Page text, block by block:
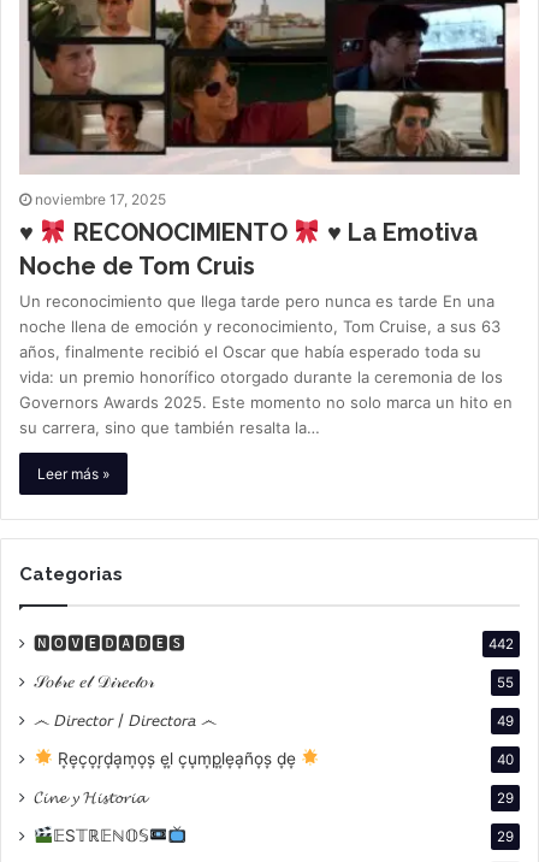
noviembre 17, 2025
♥ RECONOCIMIENTO
♥ La Emotiva
Noche de Tom Cruis
Un reconocimiento que llega tarde pero nunca es tarde En una
noche llena de emoción y reconocimiento, Tom Cruise, a sus 63
años, finalmente recibió el Oscar que había esperado toda su
vida: un premio honorífico otorgado durante la ceremonia de los
Governors Awards 2025. Este momento no solo marca un hito en
su carrera, sino que también resalta la…
Leer más »
Categorias
🅽🅾🆅🅴🅳🅰🅳🅴🆂 442
𝒮𝑜𝒷𝓇𝑒 𝑒𝓁 𝒟𝒾𝓇𝑒𝒸𝓉𝑜𝓇 55
෴ 𝘋𝘪𝘳𝘦𝘤𝘵𝘰𝘳 / 𝘋𝘪𝘳𝘦𝘤𝘵𝘰𝘳𝘢 ෴ 49
R͙e͙c͙o͙r͙d͙a͙m͙o͙s͙ e͙l͙ c͙u͙m͙p͙l͙e͙a͙ño͙s͙ d͙e͙ 40
𝓒𝓲𝓷𝓮 𝔂 𝓗𝓲𝓼𝓽𝓸𝓻𝓲𝓪 29
𝔼S𝕋ℝ𝔼ℕ𝕆𝕊 29